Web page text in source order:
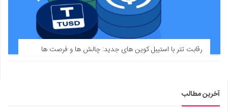
رقابت تتر با استیبل کوین های جدید: چالش ها و فرصت ها
آخرین مطالب